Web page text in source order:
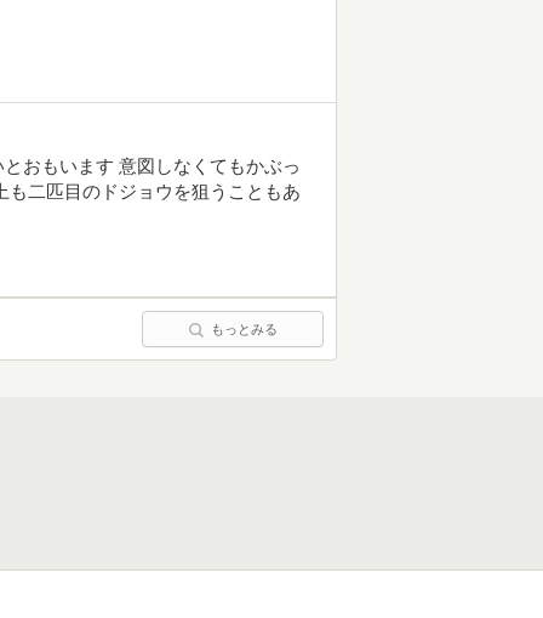
おもいます 意図しなくてもかぶっ
二匹目のドジョウを狙うこともあ
もっとみる